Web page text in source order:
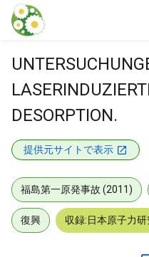
本文に飛ぶ
DESORPTION.
提供元サイトで表示
福島第一原発事故 (2011)
復興 収録:日本原子力